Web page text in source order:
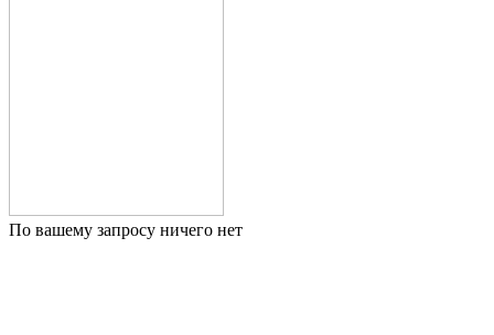
По вашему запросу ничего нет